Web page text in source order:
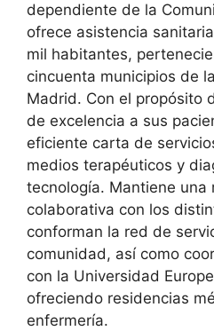
dependiente de la
ofrece asistencia
mil habitantes,
cincuenta municipios de
Madrid. Con el propósito
de excelencia a sus
eficiente carta de
medios terapéuticos y
tecnología. Mantiene una
colaborativa con los
conforman la red de
comunidad, así como
con la Universidad
ofreciendo residencias
enfermería.